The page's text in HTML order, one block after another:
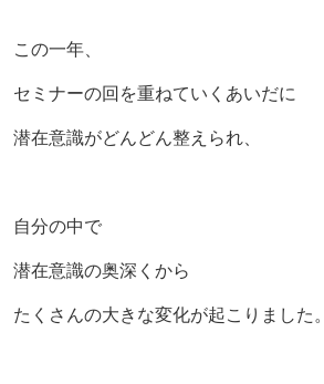
この一年、
セミナーの回を重ねていくあいだに
潜在意識がどんどん整えられ、
自分の中で
潜在意識の奥深くから
たくさんの大きな変化が起こりました。